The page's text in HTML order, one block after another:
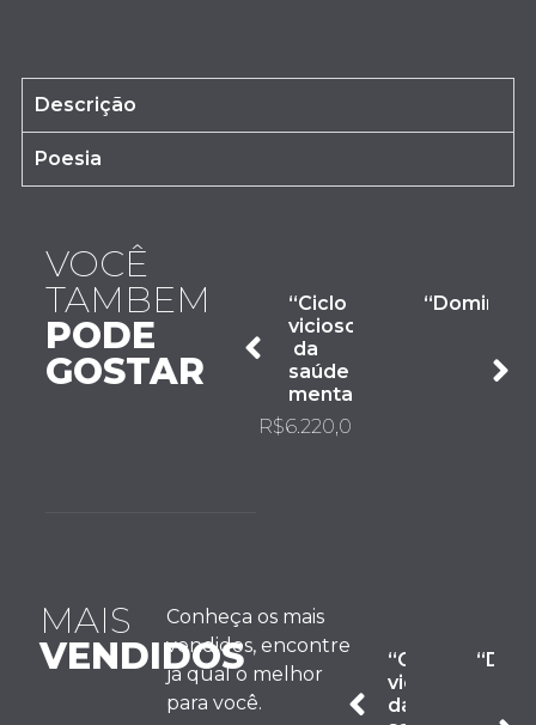
Descrição
Poesia
VOCÊ
TAMBEM
PODE
GOSTAR
“Ciclo
vicioso
da
saúde
mental”
R$6.220,00
MAIS
VENDIDOS
Conheça os mais
vendidos, encontre
já qual o melhor
para você.
“Ciclo
vicioso
da